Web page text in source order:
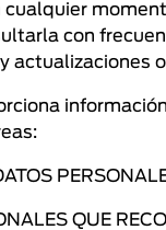
cualquier
con
actualizaciones
QUE